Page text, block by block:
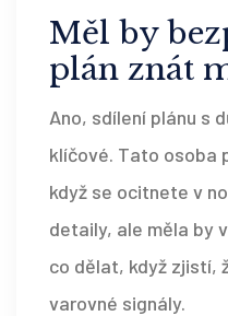
Měl by
plán znát
Ano, sdílení plánu s
klíčové. Tato osoba
když se ocitnete v
detaily, ale měla by
co dělat, když zjistí,
varovné signály.